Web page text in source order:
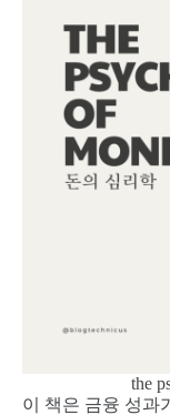
the
이 책은 금융 성과